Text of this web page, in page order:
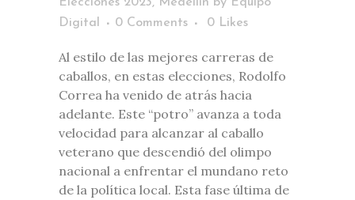
Digital
0 Comments 0 Likes
Al estilo de las mejores carreras de
caballos, en estas elecciones, Rodolfo
Correa ha venido de atrás hacia
adelante. Este “potro” avanza a toda
velocidad para alcanzar al caballo
veterano que descendió del olimpo
nacional a enfrentar el mundano reto
de la política local. Esta fase última de